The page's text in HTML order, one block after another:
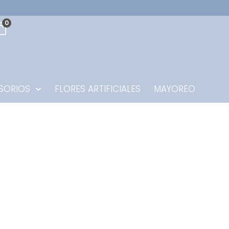
0
FLORES ARTIFICIALES MAYOREO